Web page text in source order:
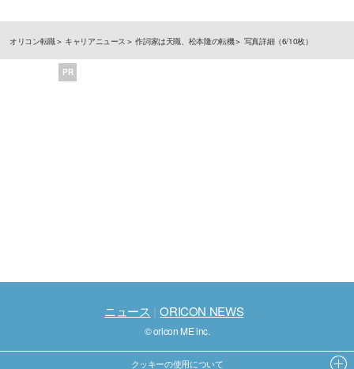
オリコン転職 キャリアニュース 作詞家は天職、松本隆の転機 写真詳細（6/10枚）
PR
ニュース ORICON NEWS
© oricon ME inc.
クッキーの使用について